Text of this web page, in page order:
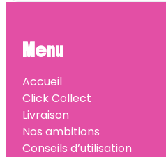
Menu
Accueil
Click Collect
Livraison
Nos ambitions
Conseils d’utilisation